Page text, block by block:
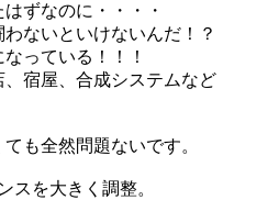
ずなのに・・・・
ないといけないんだ！？
っている！！！
宿屋、合成システムなど
も全然問題ないです。
スを大きく調整。